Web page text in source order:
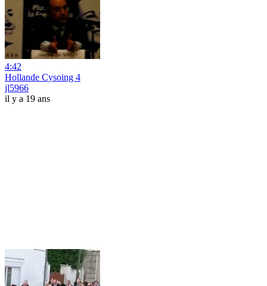
4:42
Hollande Cysoing 4
jl5966
il y a 19 ans